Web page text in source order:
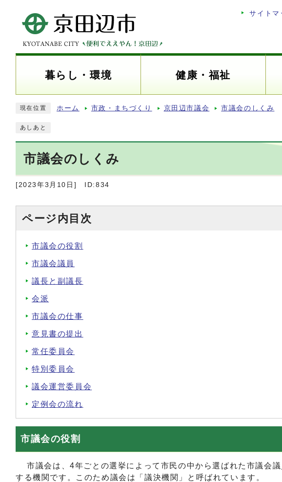
サイトマ
暮らし・環境 健康・福祉
現在位置 ホーム 市政・まちづくり 京田辺市議会 市議会のしくみ
あしあと
市議会のしくみ
[2023年3月10日] ID:834
ページ内目次
市議会の役割
市議会議員
議長と副議長
会派
市議会の仕事
意見書の提出
常任委員会
特別委員会
議会運営委員会
定例会の流れ
市議会の役割
市議会は、4年ごとの選挙によって市民の中から選ばれた市議会
する機関です。このため議会は「議決機関」と呼ばれています。